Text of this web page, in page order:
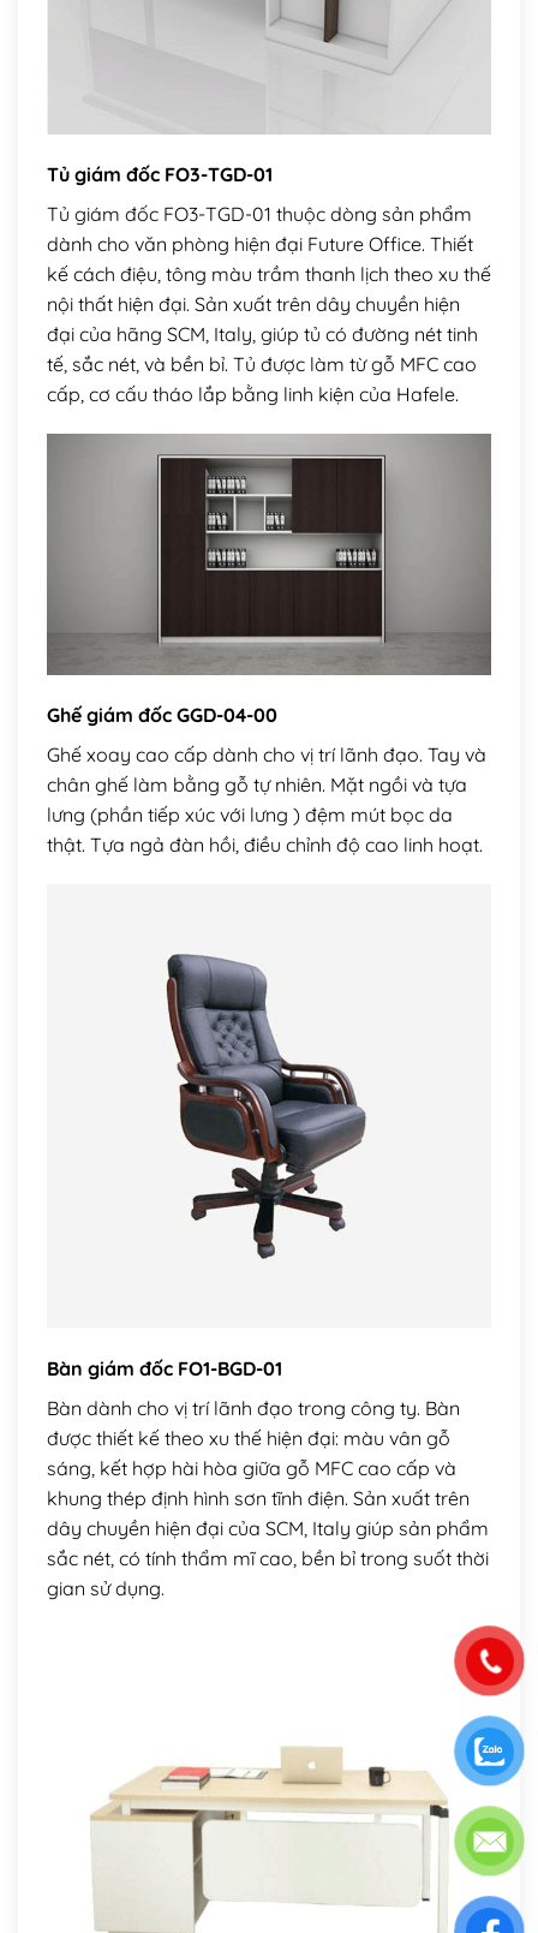
Tủ giám đốc FO3-TGD-01
Tủ giám đốc FO3-TGD-01 thuộc dòng sản phẩm
dành cho văn phòng hiện đại Future Office. Thiết
kế cách điệu, tông màu trầm thanh lịch theo xu thế
nội thất hiện đại. Sản xuất trên dây chuyền hiện
đại của hãng SCM, Italy, giúp tủ có đường nét tinh
tế, sắc nét, và bền bỉ. Tủ được làm từ gỗ MFC cao
cấp, cơ cấu tháo lắp bằng linh kiện của Hafele.
Ghế giám đốc GGD-04-00
Ghế xoay cao cấp dành cho vị trí lãnh đạo. Tay và
chân ghế làm bằng gỗ tự nhiên. Mặt ngồi và tựa
lưng (phần tiếp xúc với lưng ) đệm mút bọc da
thật. Tựa ngả đàn hồi, điều chỉnh độ cao linh hoạt.
Bàn giám đốc FO1-BGD-01
Bàn dành cho vị trí lãnh đạo trong công ty. Bàn
được thiết kế theo xu thế hiện đại: màu vân gỗ
sáng, kết hợp hài hòa giữa gỗ MFC cao cấp và
khung thép định hình sơn tĩnh điện. Sản xuất trên
dây chuyền hiện đại của SCM, Italy giúp sản phẩm
sắc nét, có tính thẩm mĩ cao, bền bỉ trong suốt thời
gian sử dụng.